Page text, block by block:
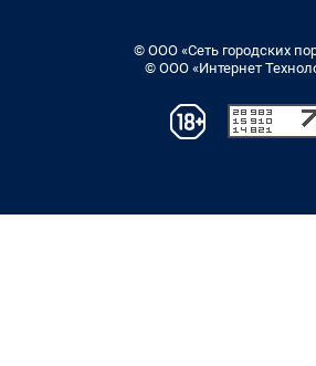
© ООО «Сеть городских
© ООО «Интернет